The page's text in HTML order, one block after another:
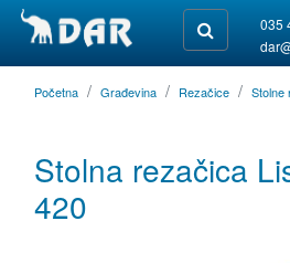
035
Početna Građevina Rezačice Stolne
Stolna rezačica
420